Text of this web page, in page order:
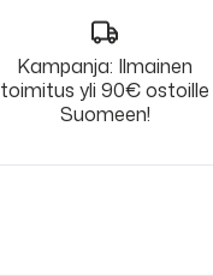
Kampanja: Ilmainen
toimitus yli 90€ ostoille
Suomeen!